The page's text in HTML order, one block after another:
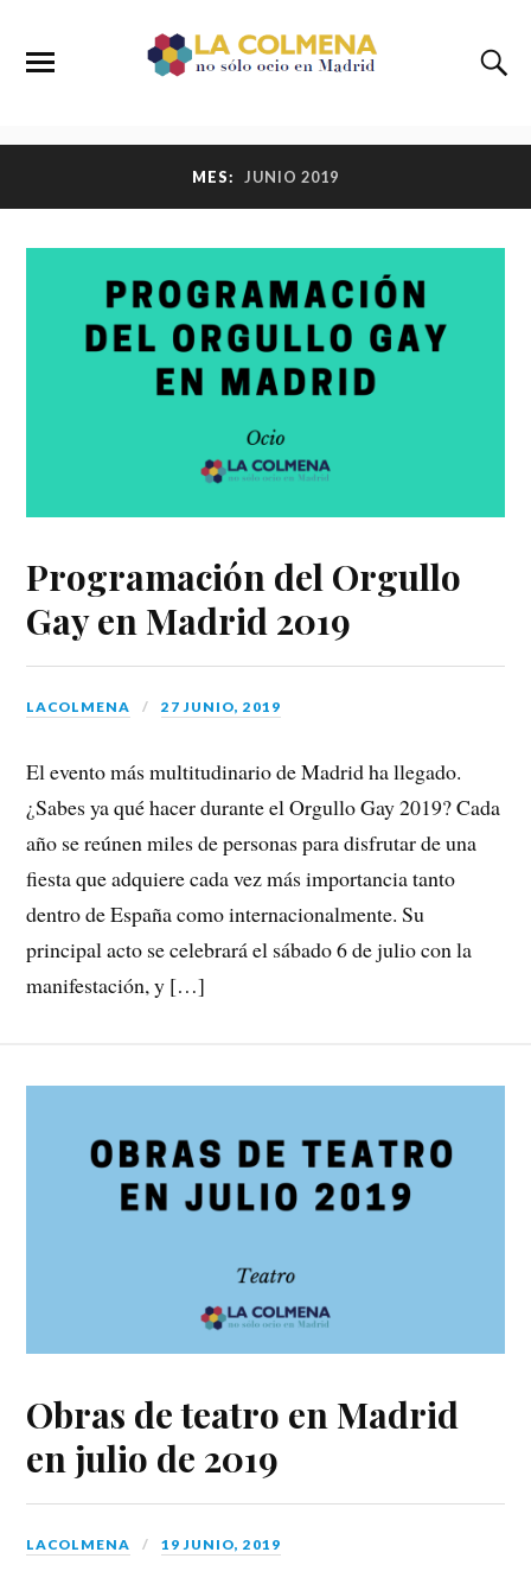
MES: JUNIO 2019
Programación del Orgullo
Gay en Madrid 2019
LACOLMENA 27 JUNIO, 2019
El evento más multitudinario de Madrid ha llegado.
¿Sabes ya qué hacer durante el Orgullo Gay 2019? Cada
año se reúnen miles de personas para disfrutar de una
fiesta que adquiere cada vez más importancia tanto
dentro de España como internacionalmente. Su
principal acto se celebrará el sábado 6 de julio con la
manifestación, y […]
Obras de teatro en Madrid
en julio de 2019
LACOLMENA 19 JUNIO, 2019